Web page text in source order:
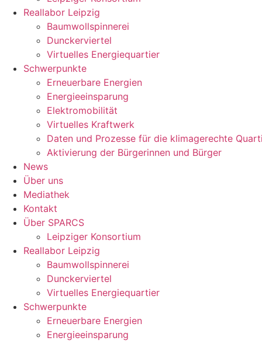
Reallabor Leipzig
Baumwollspinnerei
Dunckerviertel
Virtuelles Energiequartier
Schwerpunkte
Erneuerbare Energien
Energieeinsparung
Elektromobilität
Virtuelles Kraftwerk
Daten und Prozesse für die klimagerechte
Aktivierung der Bürgerinnen und Bürger
News
Über uns
Mediathek
Kontakt
Über SPARCS
Leipziger Konsortium
Reallabor Leipzig
Baumwollspinnerei
Dunckerviertel
Virtuelles Energiequartier
Schwerpunkte
Erneuerbare Energien
Energieeinsparung